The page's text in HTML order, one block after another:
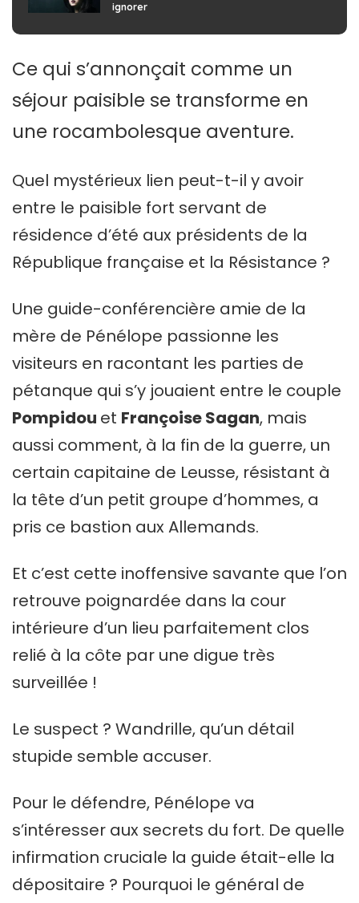
ignorer
Ce qui s’annonçait comme un
séjour paisible se transforme en
une rocambolesque aventure.
Quel mystérieux lien peut-t-il y avoir
entre le paisible fort servant de
résidence d’été aux présidents de la
République française et la Résistance ?
Une guide-conférencière amie de la
mère de Pénélope passionne les
visiteurs en racontant les parties de
pétanque qui s’y jouaient entre le couple
Pompidou et Françoise Sagan, mais
aussi comment, à la fin de la guerre, un
certain capitaine de Leusse, résistant à
la tête d’un petit groupe d’hommes, a
pris ce bastion aux Allemands.
Et c’est cette inoffensive savante que l’on
retrouve poignardée dans la cour
intérieure d’un lieu parfaitement clos
relié à la côte par une digue très
surveillée !
Le suspect ? Wandrille, qu’un détail
stupide semble accuser.
Pour le défendre, Pénélope va
s’intéresser aux secrets du fort. De quelle
infirmation cruciale la guide était-elle la
dépositaire ? Pourquoi le général de